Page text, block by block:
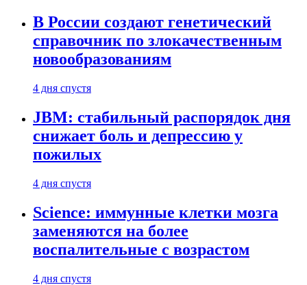
В России создают генетический
справочник по злокачественным
новообразованиям
4 дня спустя
JBM: стабильный распорядок дня
снижает боль и депрессию у
пожилых
4 дня спустя
Science: иммунные клетки мозга
заменяются на более
воспалительные с возрастом
4 дня спустя